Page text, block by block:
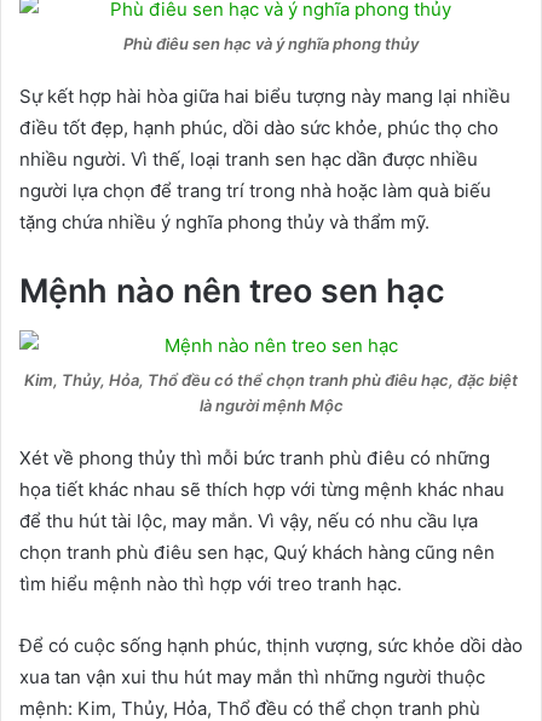
Phù điêu sen hạc và ý nghĩa phong thủy
Sự kết hợp hài hòa giữa hai biểu tượng này mang lại nhiều
điều tốt đẹp, hạnh phúc, dồi dào sức khỏe, phúc thọ cho
nhiều người. Vì thế, loại tranh sen hạc dần được nhiều
người lựa chọn để trang trí trong nhà hoặc làm quà biếu
tặng chứa nhiều ý nghĩa phong thủy và thẩm mỹ.
Mệnh nào nên treo sen hạc
Kim, Thủy, Hỏa, Thổ đều có thể chọn tranh phù điêu hạc, đặc biệt
là người mệnh Mộc
Xét về phong thủy thì mỗi bức tranh phù điêu có những
họa tiết khác nhau sẽ thích hợp với từng mệnh khác nhau
để thu hút tài lộc, may mắn. Vì vậy, nếu có nhu cầu lựa
chọn tranh phù điêu sen hạc, Quý khách hàng cũng nên
tìm hiểu mệnh nào thì hợp với treo tranh hạc.
Để có cuộc sống hạnh phúc, thịnh vượng, sức khỏe dồi dào
xua tan vận xui thu hút may mắn thì những người thuộc
mệnh: Kim, Thủy, Hỏa, Thổ đều có thể chọn tranh phù